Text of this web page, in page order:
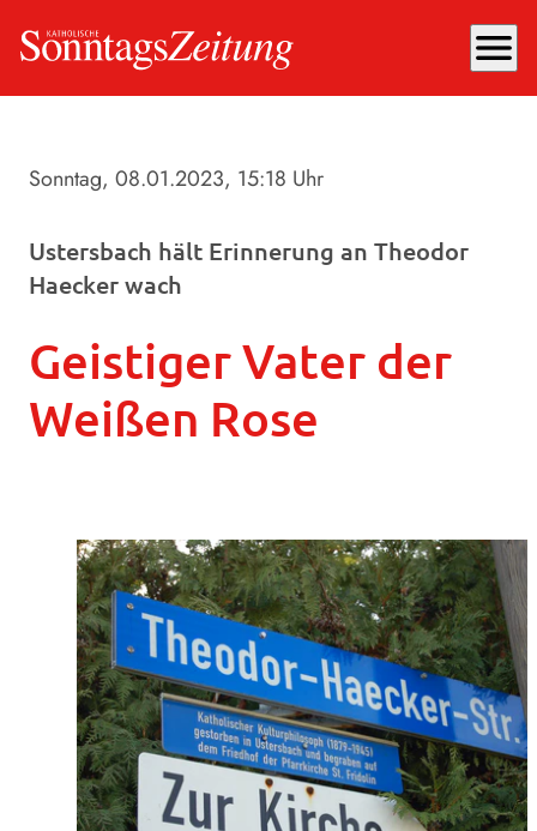
menu
Sonntag, 08.01.2023, 15:18 Uhr
Ustersbach hält Erinnerung an Theodor
Haecker wach
Geistiger Vater der
Weißen Rose